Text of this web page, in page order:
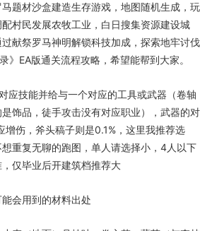
马题材沙盒建造生存游戏，地图随机生成，玩
村民发展农牧工业，白日搜集资源建设城
献祭罗马神明解锁科技加成，探索地牢讨伐
》EA版通关流程攻略，希望能帮到大家。
应技能并给与一个对应的工具或武器（卷轴
饰品，徒手攻击没有对应职业），武器的对
增伤，斧头稿子则是0.1%，这里我推荐选
重复无聊的跑图，单人请选择小，4人以下
仅毕业后开建筑档推荐大
会用到的材料出处